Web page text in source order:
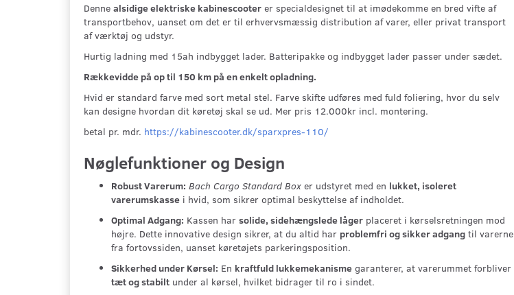
Denne alsidige elektriske kabinescooter er specialdesignet til at imødekomme en bred vifte af
transportbehov, uanset om det er til erhvervsmæssig distribution af varer, eller privat transport
af værktøj og udstyr.
Hurtig ladning med 15ah indbygget lader. Batteripakke og indbygget lader passer under sædet.
Rækkevidde på op til 150 km på en enkelt opladning.
Hvid er standard farve med sort metal stel. Farve skifte udføres med fuld foliering, hvor du selv
kan designe hvordan dit køretøj skal se ud. Mer pris 12.000kr incl. montering.
betal pr. mdr. https://kabinescooter.dk/sparxpres-110/
Nøglefunktioner og Design
Robust Varerum: Bach Cargo Standard Box er udstyret med en lukket, isoleret
varerumskasse i hvid, som sikrer optimal beskyttelse af indholdet.
Optimal Adgang: Kassen har solide, sidehængslede låger placeret i kørselsretningen mod
højre. Dette innovative design sikrer, at du altid har problemfri og sikker adgang til varerne
fra fortovssiden, uanset køretøjets parkeringsposition.
Sikkerhed under Kørsel: En kraftfuld lukkemekanisme garanterer, at varerummet forbliver
tæt og stabilt under al kørsel, hvilket bidrager til ro i sindet.